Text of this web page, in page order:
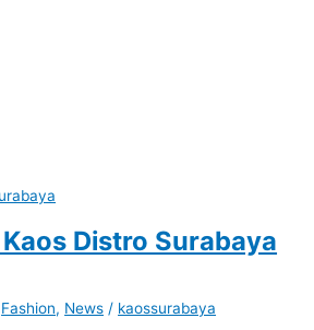
Distro Surabaya
Fashion, News / kaossurabaya